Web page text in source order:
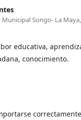
Songo- La
educativa,
conocimiento.